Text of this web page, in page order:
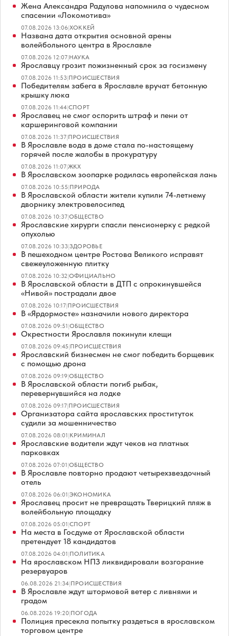
Жена Александра Радулова напомнила о чудесном
спасении «Локомотива»
07.08.2026 13:06|ХОККЕЙ
Названа дата открытия основной арены
волейбольного центра в Ярославле
07.08.2026 12:07|НАУКА
Ярославцу грозит пожизненный срок за госизмену
07.08.2026 11:53|ПРОИСШЕСТВИЯ
Победителям забега в Ярославле вручат бетонную
крышку люка
07.08.2026 11:44|СПОРТ
Ярославец не смог оспорить штраф и пени от
каршеринговой компании
07.08.2026 11:37|ПРОИСШЕСТВИЯ
В Ярославле вода в доме стала по-настоящему
горячей после жалобы в прокуратуру
07.08.2026 11:07|ЖКХ
В Ярославском зоопарке родилась европейская лань
07.08.2026 10:55|ПРИРОДА
В Ярославской области жители купили 74-летнему
дворнику электровелосипед
07.08.2026 10:37|ОБЩЕСТВО
Ярославские хирурги спасли пенсионерку с редкой
опухолью
07.08.2026 10:33|ЗДОРОВЬЕ
В пешеходном центре Ростова Великого исправят
свежеуложенную плитку
07.08.2026 10:32|ОФИЦИАЛЬНО
В Ярославской области в ДТП с опрокинувшейся
«Нивой» пострадали двое
07.08.2026 10:17|ПРОИСШЕСТВИЯ
В «Ярдормосте» назначили нового директора
07.08.2026 09:51|ОБЩЕСТВО
Окрестности Ярославля покинули клещи
07.08.2026 09:45|ПРОИСШЕСТВИЯ
Ярославский бизнесмен не смог победить борщевик
с помощью дрона
07.08.2026 09:19|ОБЩЕСТВО
В Ярославской области погиб рыбак,
перевернувшийся на лодке
07.08.2026 09:17|ПРОИСШЕСТВИЯ
Организатора сайта ярославских проституток
судили за мошенничество
07.08.2026 08:01|КРИМИНАЛ
Ярославские водители ждут чеков на платных
парковках
07.08.2026 07:01|ОБЩЕСТВО
В Ярославле повторно продают четырехзвездочный
отель
07.08.2026 06:01|ЭКОНОМИКА
Ярославец просит не превращать Тверицкий пляж в
волейбольную площадку
07.08.2026 05:01|СПОРТ
На места в Госдуме от Ярославской области
претендует 18 кандидатов
07.08.2026 04:01|ПОЛИТИКА
На ярославском НПЗ ликвидировали возгорание
резервуаров
06.08.2026 21:34|ПРОИСШЕСТВИЯ
В Ярославле ждут штормовой ветер с ливнями и
градом
06.08.2026 19:20|ПОГОДА
Полиция пресекла попытку раздеться в ярославском
торговом центре